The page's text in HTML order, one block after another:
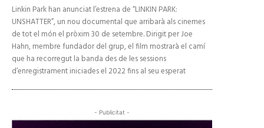
Linkin Park han anunciat l’estrena de “LINKIN PARK:
UNSHATTER”, un nou documental que arribarà als cinemes
de tot el món el pròxim 30 de setembre. Dirigit per Joe
Hahn, membre fundador del grup, el film mostrarà el camí
que ha recorregut la banda des de les sessions
d’enregistrament iniciades el 2022 fins al seu esperat
- Publicitat -